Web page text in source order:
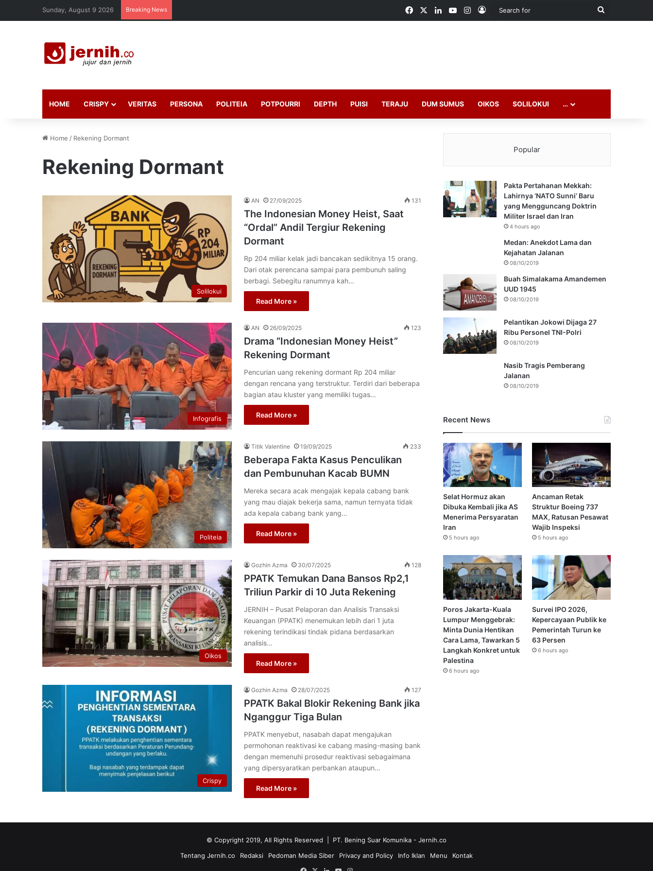
Sunday, August 9 2026 Breaking News FacebookLinkedInYouTubeInstagram
Log In
Search
HOME CRISPY VERITAS PERSONA POLITEIA POTPOURRI DEPTH PUISI TERAJU DUM SUMUS OIKOS SOLILOKUI …
Home / Rekening Dormant
Rekening Dormant
Solilokui
AN 27/09/2025 131
The Indonesian Money Heist, Saat
“Ordal” Andil Tergiur Rekening
Dormant
Rp 204 miliar kelak jadi bancakan sedikitnya 15 orang.
Dari otak perencana sampai para pembunuh saling
berbagi. Sebegitu ranumnya kah…
Read More »
Infografis
AN 26/09/2025 123
Drama “Indonesian Money Heist”
Rekening Dormant
Pencurian uang rekening dormant Rp 204 miliar
dengan rencana yang terstruktur. Terdiri dari beberapa
bagian atau kluster yang memiliki tugas…
Read More »
Politeia
Titik Valentine 19/09/2025 233
Beberapa Fakta Kasus Penculikan
dan Pembunuhan Kacab BUMN
Mereka secara acak mengajak kepala cabang bank
yang mau diajak bekerja sama, namun ternyata tidak
ada kepala cabang bank yang…
Read More »
Oikos
Gozhin Azma 30/07/2025 128
PPATK Temukan Dana Bansos Rp2,1
Triliun Parkir di 10 Juta Rekening
JERNIH – Pusat Pelaporan dan Analisis Transaksi
Keuangan (PPATK) menemukan lebih dari 1 juta
rekening terindikasi tindak pidana berdasarkan
analisis…
Read More »
Crispy
Gozhin Azma 28/07/2025 127
PPATK Bakal Blokir Rekening Bank jika
Nganggur Tiga Bulan
PPATK menyebut, nasabah dapat mengajukan
permohonan reaktivasi ke cabang masing-masing bank
dengan memenuhi prosedur reaktivasi sebagaimana
yang dipersyaratkan perbankan ataupun…
Read More »
Popular
Pakta Pertahanan Mekkah:
Lahirnya ‘NATO Sunni’ Baru
yang Mengguncang Doktrin
Militer Israel dan Iran
4 hours ago
Medan: Anekdot Lama dan
Kejahatan Jalanan
08/10/2019
Buah Simalakama Amandemen
UUD 1945
08/10/2019
Pelantikan Jokowi Dijaga 27
Ribu Personel TNI-Polri
08/10/2019
Nasib Tragis Pemberang
Jalanan
08/10/2019
Recent News
Selat Hormuz akan
Dibuka Kembali jika AS
Menerima Persyaratan
Iran
5 hours ago
Ancaman Retak
Struktur Boeing 737
MAX, Ratusan Pesawat
Wajib Inspeksi
5 hours ago
Poros Jakarta-Kuala
Lumpur Menggebrak:
Minta Dunia Hentikan
Cara Lama, Tawarkan 5
Langkah Konkret untuk
Palestina
6 hours ago
Survei IPO 2026,
Kepercayaan Publik ke
Pemerintah Turun ke
63 Persen
6 hours ago
© Copyright 2019, All Rights Reserved | PT. Bening Suar Komunika - Jernih.co
Tentang Jernih.co
Redaksi Pedoman Media Siber Privacy and Policy Info Iklan Menu
Kontak